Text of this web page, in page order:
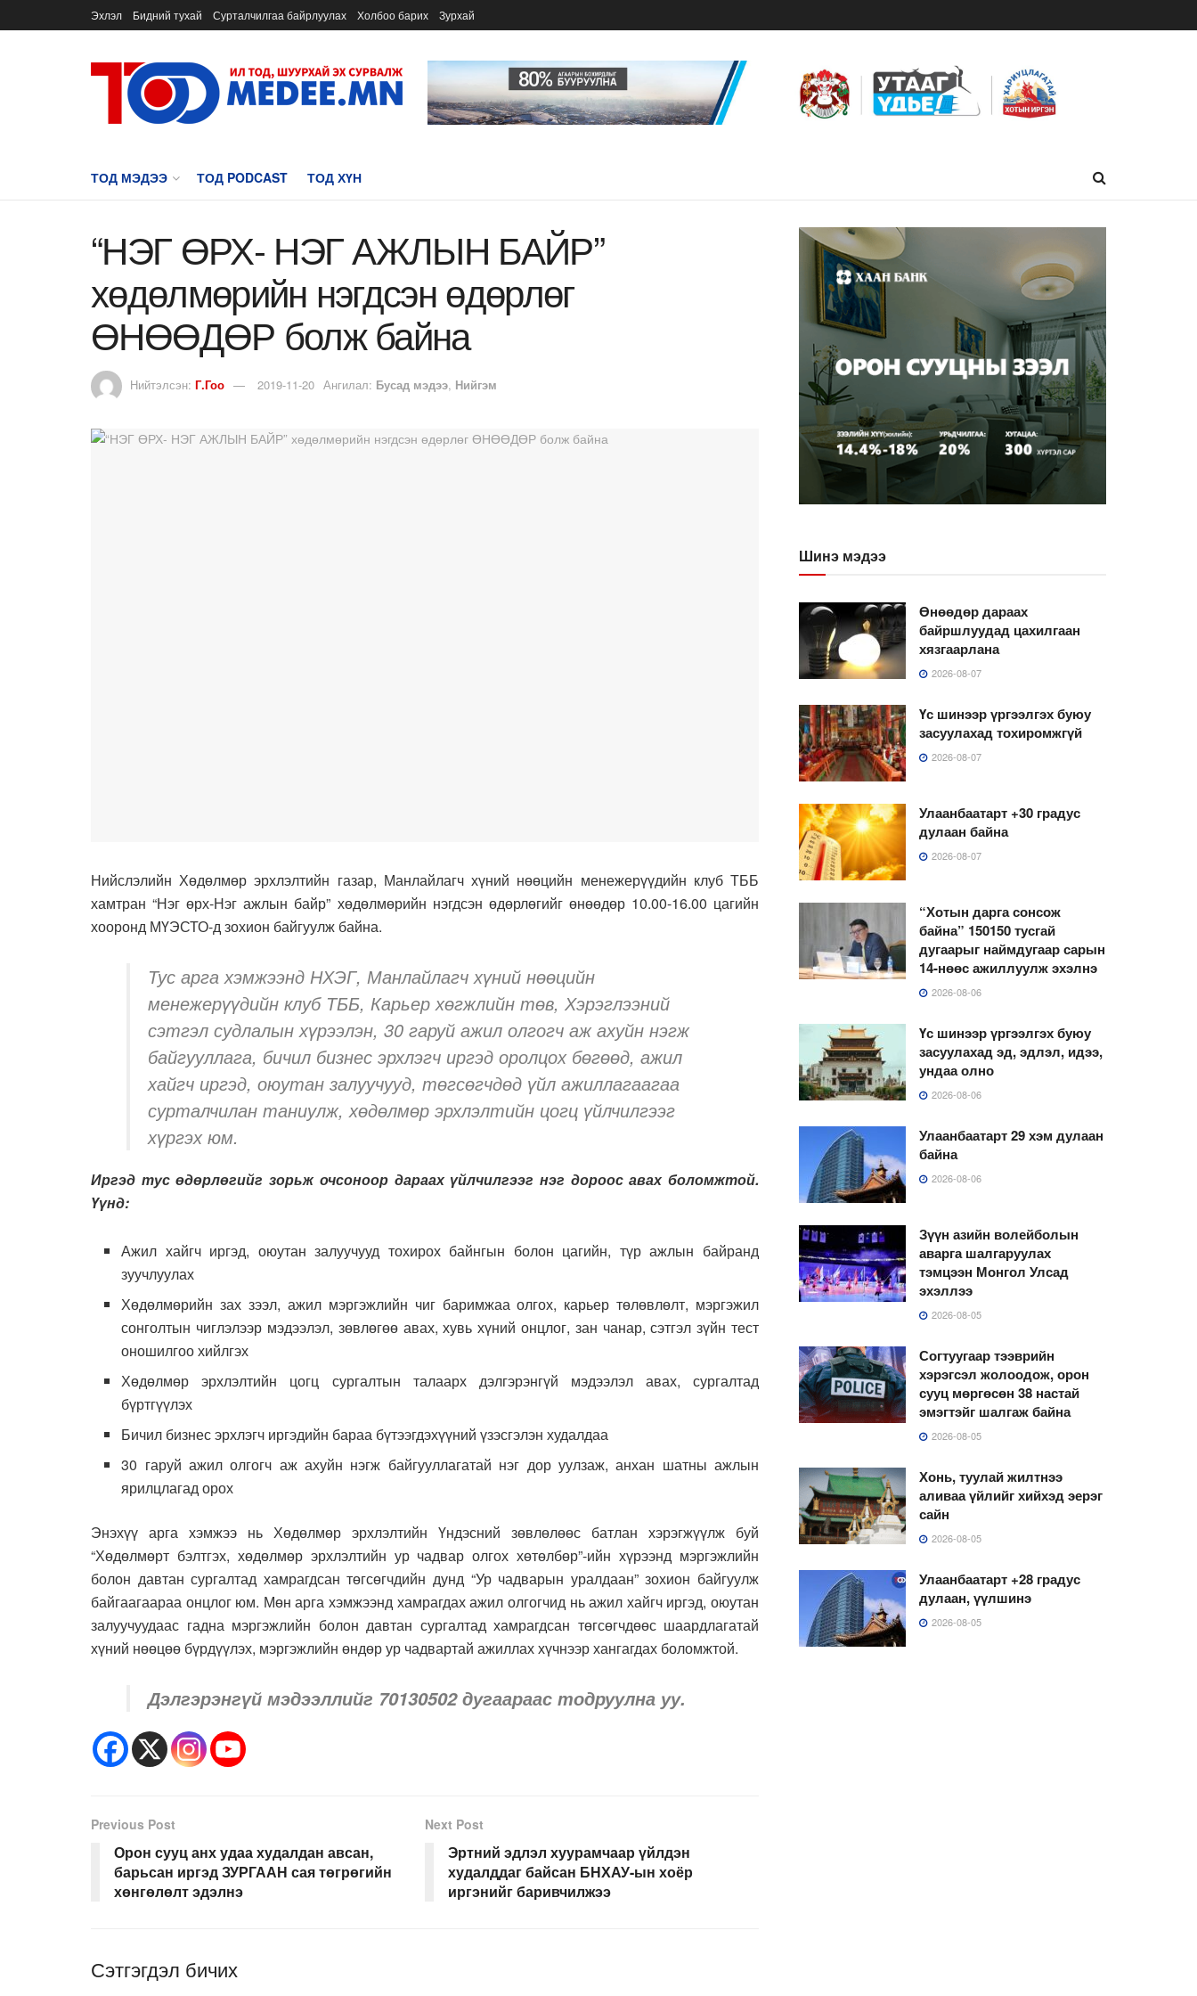
Эхлэл Бидний тухай Сурталчилгаа байрлуулах Холбоо барих Зурхай
ТОД МЭДЭЭ ТОД PODCAST ТОД ХҮН
“НЭГ ӨРХ- НЭГ АЖЛЫН БАЙР”
хөдөлмөрийн нэгдсэн өдөрлөг
ӨНӨӨДӨР болж байна
Нийтэлсэн: Г.Гоо 2019-11-20 Ангилал: Бусад мэдээ, Нийгэм
Нийслэлийн Хөдөлмөр эрхлэлтийн газар, Манлайлагч хүний нөөцийн менежерүүдийн клуб ТББ
хамтран “Нэг өрх-Нэг ажлын байр” хөдөлмөрийн нэгдсэн өдөрлөгийг өнөөдөр 10.00-16.00 цагийн
хооронд МҮЭСТО-д зохион байгуулж байна.
Тус арга хэмжээнд НХЭГ, Манлайлагч хүний нөөцийн
менежерүүдийн клуб ТББ, Карьер хөгжлийн төв, Хэрэглээний
сэтгэл судлалын хүрээлэн, 30 гаруй ажил олгогч аж ахуйн нэгж
байгууллага, бичил бизнес эрхлэгч иргэд оролцох бөгөөд, ажил
хайгч иргэд, оюутан залуучууд, төгсөгчдөд үйл ажиллагаагаа
сурталчилан таниулж, хөдөлмөр эрхлэлтийн цогц үйлчилгээг
хүргэх юм.
Иргэд тус өдөрлөгийг зорьж очсоноор дараах үйлчилгээг нэг дороос авах боломжтой.
Үүнд:
Ажил хайгч иргэд, оюутан залуучууд тохирох байнгын болон цагийн, түр ажлын байранд
зуучлуулах
Хөдөлмөрийн зах зээл, ажил мэргэжлийн чиг баримжаа олгох, карьер төлөвлөлт, мэргэжил
сонголтын чиглэлээр мэдээлэл, зөвлөгөө авах, хувь хүний онцлог, зан чанар, сэтгэл зүйн тест
оношилгоо хийлгэх
Хөдөлмөр эрхлэлтийн цогц сургалтын талаарх дэлгэрэнгүй мэдээлэл авах, сургалтад
бүртгүүлэх
Бичил бизнес эрхлэгч иргэдийн бараа бүтээгдэхүүний үзэсгэлэн худалдаа
30 гаруй ажил олгогч аж ахуйн нэгж байгууллагатай нэг дор уулзаж, анхан шатны ажлын
ярилцлагад орох
Энэхүү арга хэмжээ нь Хөдөлмөр эрхлэлтийн Үндэсний зөвлөлөөс батлан хэрэгжүүлж буй
“Хөдөлмөрт бэлтгэх, хөдөлмөр эрхлэлтийн ур чадвар олгох хөтөлбөр”-ийн хүрээнд мэргэжлийн
болон давтан сургалтад хамрагдсан төгсөгчдийн дунд “Ур чадварын уралдаан” зохион байгуулж
байгаагаараа онцлог юм. Мөн арга хэмжээнд хамрагдах ажил олгогчид нь ажил хайгч иргэд, оюутан
залуучуудаас гадна мэргэжлийн болон давтан сургалтад хамрагдсан төгсөгчдөөс шаардлагатай
хүний нөөцөө бүрдүүлэх, мэргэжлийн өндөр ур чадвартай ажиллах хүчнээр хангагдах боломжтой.
Дэлгэрэнгүй мэдээллийг 70130502 дугаараас тодруулна уу.
Previous Post
Орон сууц анх удаа худалдан авсан,
барьсан иргэд ЗУРГААН сая төгрөгийн
хөнгөлөлт эдэлнэ
Next Post
Эртний эдлэл хуурамчаар үйлдэн
худалддаг байсан БНХАУ-ын хоёр
иргэнийг баривчилжээ
Сэтгэгдэл бичих
Шинэ мэдээ
Өнөөдөр дараах
байршлуудад цахилгаан
хязгаарлана
2026-08-07
Үс шинээр үргээлгэх буюу
засуулахад тохиромжгүй
2026-08-07
Улаанбаатарт +30 градус
дулаан байна
2026-08-07
“Хотын дарга сонсож
байна” 150150 тусгай
дугаарыг наймдугаар сарын
14-нөөс ажиллуулж эхэлнэ
2026-08-06
Үс шинээр үргээлгэх буюу
засуулахад эд, эдлэл, идээ,
ундаа олно
2026-08-06
Улаанбаатарт 29 хэм дулаан
байна
2026-08-06
Зүүн азийн волейболын
аварга шалгаруулах
тэмцээн Монгол Улсад
эхэллээ
2026-08-05
Согтуугаар тээврийн
хэрэгсэл жолоодож, орон
сууц мөргөсөн 38 настай
эмэгтэйг шалгаж байна
2026-08-05
Хонь, туулай жилтнээ
аливаа үйлийг хийхэд эерэг
сайн
2026-08-05
Улаанбаатарт +28 градус
дулаан, үүлшинэ
2026-08-05